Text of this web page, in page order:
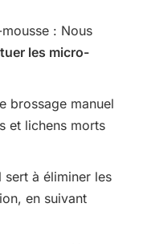
: Nous
tuer les micro-
brossage manuel
et lichens morts
sert à éliminer les
en suivant